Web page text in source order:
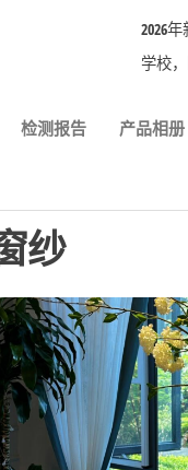
2026
学校
检测报告 产品相册
纱